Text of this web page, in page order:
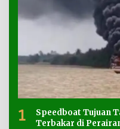
1
Speedboat Tujuan
Terbakar di